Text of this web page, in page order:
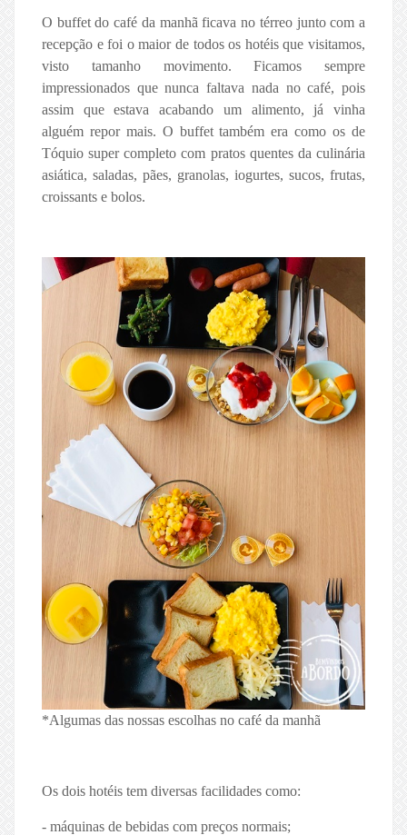
O buffet do café da manhã ficava no térreo junto com a
recepção e foi o maior de todos os hotéis que visitamos,
visto tamanho movimento. Ficamos sempre
impressionados que nunca faltava nada no café, pois
assim que estava acabando um alimento, já vinha
alguém repor mais. O buffet também era como os de
Tóquio super completo com pratos quentes da culinária
asiática, saladas, pães, granolas, iogurtes, sucos, frutas,
croissants e bolos.
*Algumas das nossas escolhas no café da manhã
Os dois hotéis tem diversas facilidades como:
- máquinas de bebidas com preços normais;